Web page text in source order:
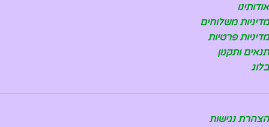
אודותינו
מדיניות משלוחים
מדיניות פרטיות
תנאים ותקנון
בלוג
הצהרת נגישות